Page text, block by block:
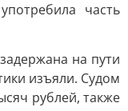
часть
на пути
изъяли. Судом
рублей, также